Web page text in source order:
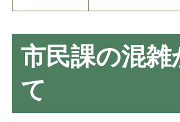
市民課の混
て